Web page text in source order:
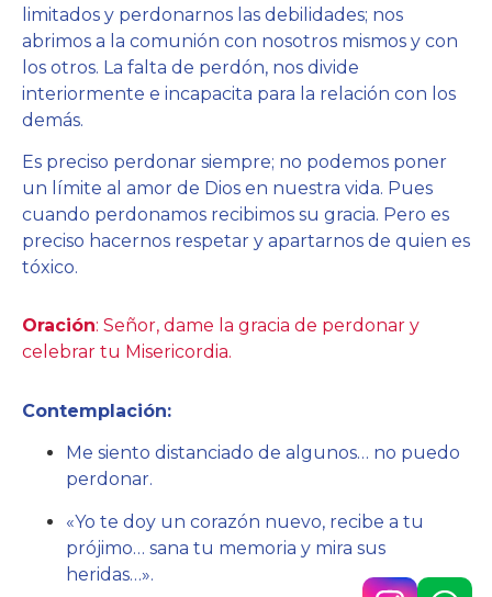
limitados y perdonarnos las debilidades; nos
abrimos a la comunión con nosotros mismos y con
los otros. La falta de perdón, nos divide
interiormente e incapacita para la relación con los
demás.
Es preciso perdonar siempre; no podemos poner
un límite al amor de Dios en nuestra vida. Pues
cuando perdonamos recibimos su gracia. Pero es
preciso hacernos respetar y apartarnos de quien es
tóxico.
Oración: Señor, dame la gracia de perdonar y
celebrar tu Misericordia.
Contemplación:
Me siento distanciado de algunos… no puedo
perdonar.
«Yo te doy un corazón nuevo, recibe a tu
prójimo… sana tu memoria y mira sus
heridas…».